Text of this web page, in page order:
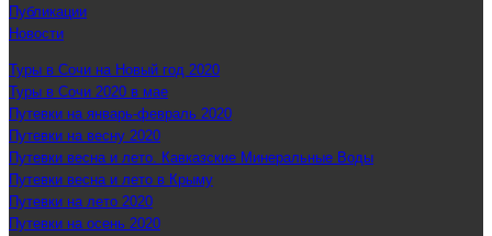
Публикации
Новости
Туры в Сочи на Новый год 2020
Туры в Сочи 2020 в мае
Путевки на январь-февраль 2020
Путевки на весну 2020
Путевки весна и лето. Кавказские Минеральные Воды
Путевки весна и лето в Крыму
Путевки на лето 2020
Путевки на осень 2020